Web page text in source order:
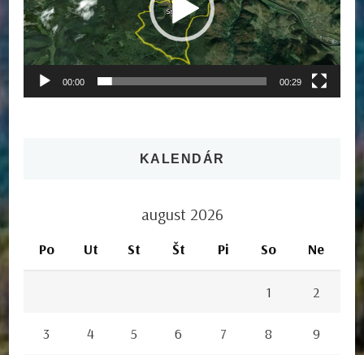
00:00 00:29
KALENDÁR
august 2026
Po Ut St Št Pi So Ne
1 2
3 4 5 6 7 8 9